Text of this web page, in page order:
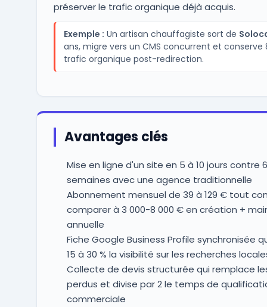
préserver le trafic organique déjà acquis.
Exemple : Un artisan chauffagiste sort de
ans, migre vers un CMS concurrent et conserve
trafic organique post-redirection.
Avantages clés
Mise en ligne d'un site en 5 à 10 jours contre 6
semaines avec une agence traditionnelle
Abonnement mensuel de 39 à 129 € tout
comparer à 3 000-8 000 € en création +
annuelle
Fiche Google Business Profile synchronisée
15 à 30 % la visibilité sur les recherches
Collecte de devis structurée qui remplace
perdus et divise par 2 le temps de
commerciale